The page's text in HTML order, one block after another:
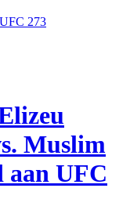
273
Muslim
aan UFC